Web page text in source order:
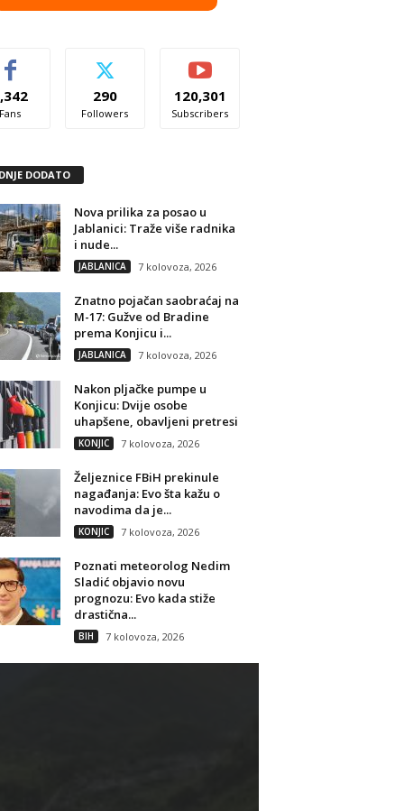
Fans
290
Followers
120,301
Subscribers
DODATO
Nova prilika za posao u
Jablanici: Traže više radnika
i nude...
JABLANICA 7 kolovoza, 2026
Znatno pojačan saobraćaj na
M-17: Gužve od Bradine
prema Konjicu i...
JABLANICA 7 kolovoza, 2026
Nakon pljačke pumpe u
Konjicu: Dvije osobe
uhapšene, obavljeni pretresi
KONJIC 7 kolovoza, 2026
Željeznice FBiH prekinule
nagađanja: Evo šta kažu o
navodima da je...
KONJIC 7 kolovoza, 2026
Poznati meteorolog Nedim
Sladić objavio novu
prognozu: Evo kada stiže
drastična...
BIH 7 kolovoza, 2026